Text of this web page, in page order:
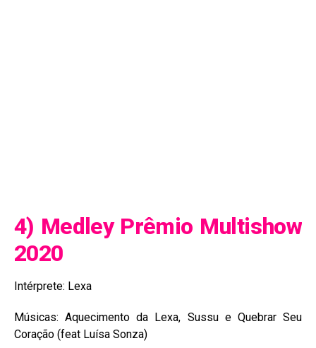
4) Medley Prêmio Multishow
2020
Intérprete: Lexa
Músicas: Aquecimento da Lexa, Sussu e Quebrar Seu
Coração (feat Luísa Sonza)